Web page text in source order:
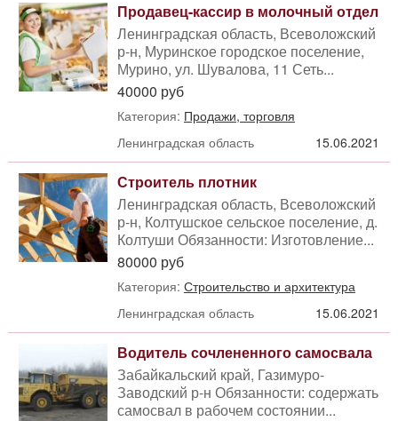
Продавец-кассир в молочный отдел
Ленинградская область, Всеволожский
р-н, Муринское городское поселение,
Мурино, ул. Шувалова, 11 Сеть...
40000 руб
Категория: Продажи, торговля
Ленинградская область
15.06.2021
Строитель плотник
Ленинградская область, Всеволожский
р-н, Колтушское сельское поселение, д.
Колтуши Обязанности: Изготовление...
80000 руб
Категория: Строительство и архитектура
Ленинградская область
15.06.2021
Водитель сочлененного самосвала
Забайкальский край, Газимуро-
Заводский р-н Обязанности: содержать
самосвал в рабочем состоянии...